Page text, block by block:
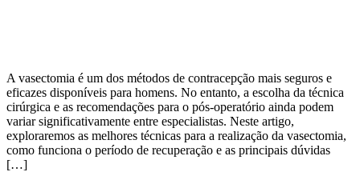
A vasectomia é um dos métodos de contracepção mais seguros e
eficazes disponíveis para homens. No entanto, a escolha da técnica
cirúrgica e as recomendações para o pós-operatório ainda podem
variar significativamente entre especialistas. Neste artigo,
exploraremos as melhores técnicas para a realização da vasectomia,
como funciona o período de recuperação e as principais dúvidas
[…]